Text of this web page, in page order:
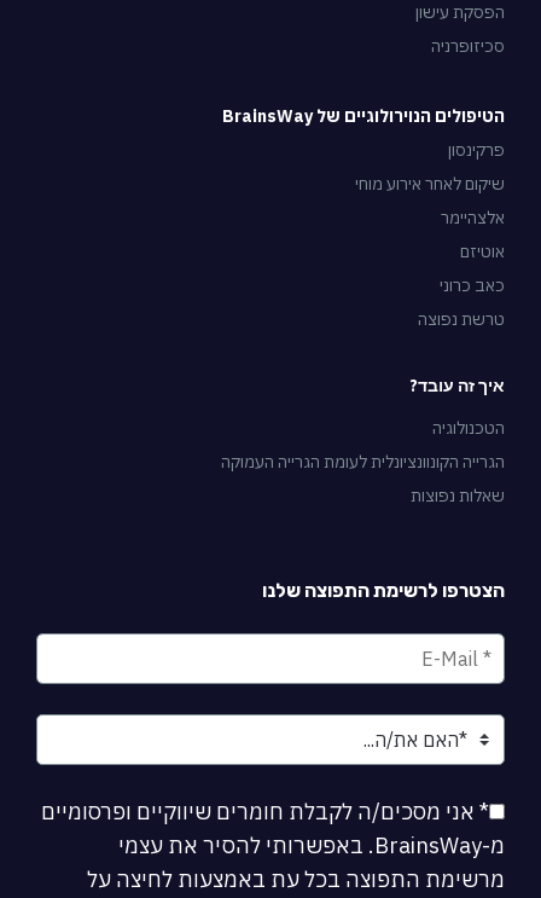
הפסקת עישון
סכיזופרניה
הטיפולים הנוירולוגיים של BrainsWay
פרקינסון
שיקום לאחר אירוע מוחי
אלצהיימר
אוטיזם
כאב כרוני
טרשת נפוצה
איך זה עובד?
הטכנולוגיה
הגרייה הקונוונציונלית לעומת הגרייה העמוקה
שאלות נפוצות
הצטרפו לרשימת התפוצה שלנו
* אני מסכים/ה לקבלת חומרים שיווקיים ופרסומיים
מ-BrainsWay. באפשרותי להסיר את עצמי
מרשימת התפוצה בכל עת באמצעות לחיצה על